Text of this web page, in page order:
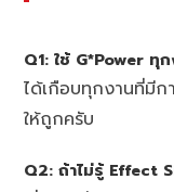
Q1: ใช้ G*Power ทุ
ได้เกือบทุกงานที่มี
ให้ถูกครับ
Q2: ถ้าไม่รู้ Effect